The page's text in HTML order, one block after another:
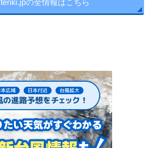
tenki.jpの全情報はこちら